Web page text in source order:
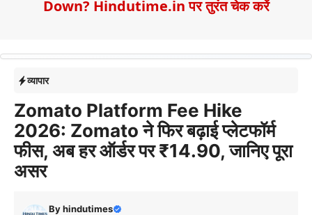
Down? Hindutime.in पर तुरंत चेक करें
व्यापार
Zomato Platform Fee Hike
2026: Zomato ने फिर बढ़ाई प्लेटफॉर्म
फीस, अब हर ऑर्डर पर ₹14.90, जानिए पूरा
असर
Byhindutimes